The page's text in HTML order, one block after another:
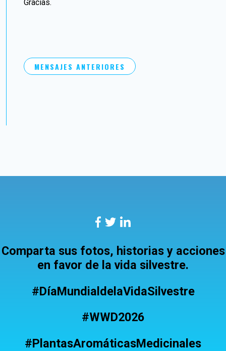
Gracias.
MENSAJES ANTERIORES
Comparta sus fotos, historias y acciones
en favor de la vida silvestre.
#DíaMundialdelaVidaSilvestre
#WWD2026
#PlantasAromáticasMedicinales